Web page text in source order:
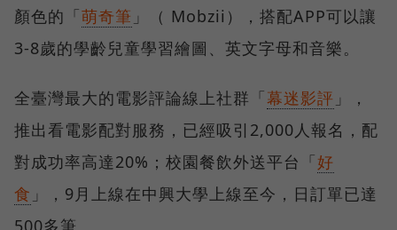
顏色的「萌奇筆 」（ Mobzii），搭配APP可以讓
3-8歲的學齡兒童學習繪圖、英文字母和音樂。
全臺灣最大的電影評論線上社群「幕迷影評 」，
推出看電影配對服務，已經吸引2,000人報名，配
對成功率高達20%；校園餐飲外送平台「好
食 」，9月上線在中興大學上線至今，日訂單已達